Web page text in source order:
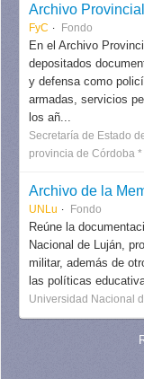
FyC Fondo
En el Archivo
depositados
y defensa como
armadas, servicios
los añ...
Secretaría de Estado
provincia de Córdoba *
UNLu Fondo
Reúne la
Nacional de Luján,
militar, además de
las políticas
Universidad Nacional